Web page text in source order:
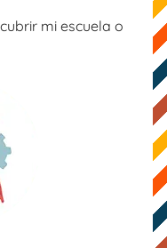
mi escuela o